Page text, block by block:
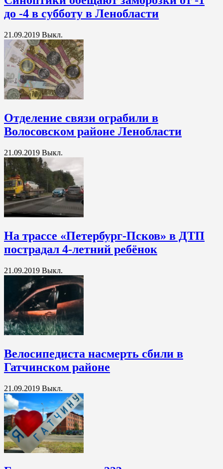
до -4 в субботу в Ленобласти
21.09.2019 Выкл.
Отделение связи ограбили в
Волосовском районе Ленобласти
21.09.2019 Выкл.
На трассе «Петербург-Псков» в ДТП
пострадал 4-летний ребёнок
21.09.2019 Выкл.
Велосипедиста насмерть сбили в
Гатчинском районе
21.09.2019 Выкл.